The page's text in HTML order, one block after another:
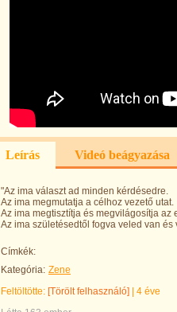
Leírás Videó beágyazása
"Az ima választ ad minden kérdésedre.
Az ima megmutatja a célhoz vezető utat.
Az ima megtisztítja és megvilágosítja az
Az ima születésedtől fogva veled van
Címkék:
Kategória: Zene
Feltöltötte: [Törölt felhasználó]
4 éve